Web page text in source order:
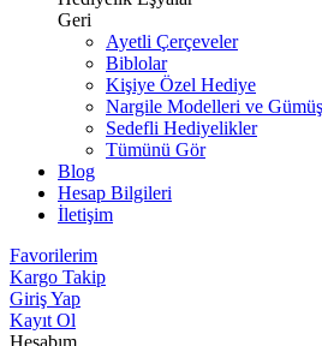
Geri
Ayetli Çerçeveler
Biblolar
Kişiye Özel Hediye
Nargile Modelleri ve
Sedefli Hediyelikler
Tümünü Gör
Blog
Hesap Bilgileri
İletişim
Favorilerim
Kargo Takip
Giriş Yap
Kayıt Ol
Hesabım